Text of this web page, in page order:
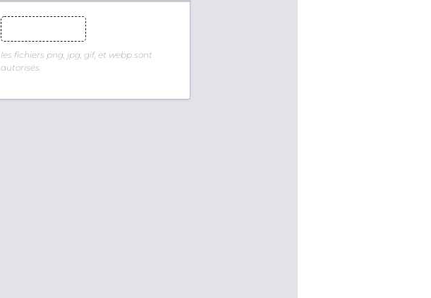
Image de l’événement
les fichiers png, jpg, gif, et webp sont
autorisés.